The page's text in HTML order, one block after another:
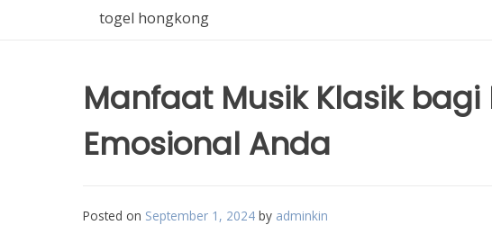
togel hongkong
Manfaat Musik Klasik
Emosional Anda
Posted on September 1, 2024 by adminkin